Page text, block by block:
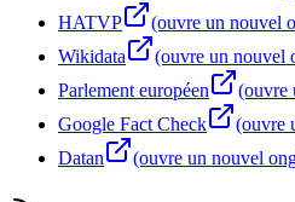
HATVP
(ouvre un nouvel
Wikidata
(ouvre un nouvel
Parlement européen
(ouvre
Google Fact Check
(ouvre
Datan
(ouvre un nouvel